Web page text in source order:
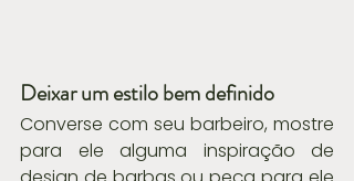
Deixar um estilo bem definido
Converse com seu barbeiro, mostre
para ele alguma inspiração de